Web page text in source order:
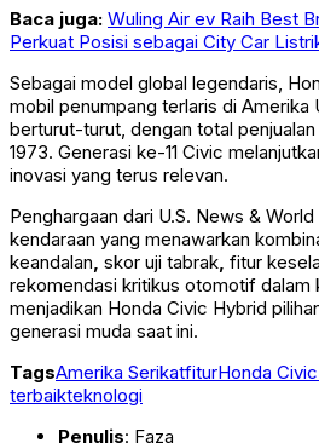
Baca juga: Wuling Air ev Raih Best
Perkuat Posisi sebagai City Car
Sebagai model global legendaris,
mobil penumpang terlaris di Amerika
berturut-turut, dengan total
1973. Generasi ke-11 Civic
inovasi yang terus relevan.
Penghargaan dari U.S. News &
kendaraan yang menawarkan
keandalan, skor uji tabrak, fitur
rekomendasi kritikus otomotif dalam
menjadikan Honda Civic Hybrid
generasi muda saat ini.
TagsAmerika SerikatfiturHonda
terbaikteknologi
Penulis: Faza